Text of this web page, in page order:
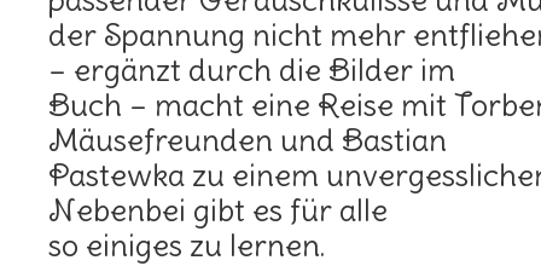
der Spannung nicht mehr
– ergänzt durch die Bilder im
Buch – macht eine Reise mit
Mäusefreunden und Bastian
Pastewka zu einem
Nebenbei gibt es für alle
so einiges zu lernen.